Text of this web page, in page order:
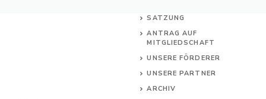
SATZUNG
ANTRAG AUF
MITGLIEDSCHAFT
UNSERE FÖRDERER
UNSERE PARTNER
ARCHIV